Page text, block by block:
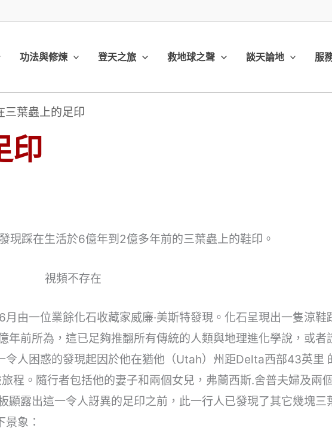
功法與修煉 登天之旅 救地球之聲 談天論地 服
三葉蟲上的足印
印
現踩在生活於6億年到2億多年前的三葉蟲上的鞋印。
視頻不存在
由一位業餘化石收藏家威廉·美斯特發現。化石呈現出一隻涼鞋
前所為，這已足夠推翻所有傳統的人類與地理進化學說，或者
令人困惑的發現起因於他在猶他（Utah）州距Delta西部43英里
程。隨行者包括他的妻子和兩個女兒，弗蘭西斯.舍普夫婦及兩
顯露出這一令人訝異的足印之前，此一行人已發現了其它幾塊三
象：